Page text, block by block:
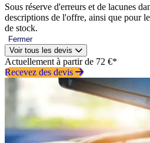
Sous réserve d'erreurs et de lacunes
descriptions de l'offre, ainsi que pour
de stock.
Fermer
Voir tous les devis
Actuellement à partir de 72 €*
Recevez des devis